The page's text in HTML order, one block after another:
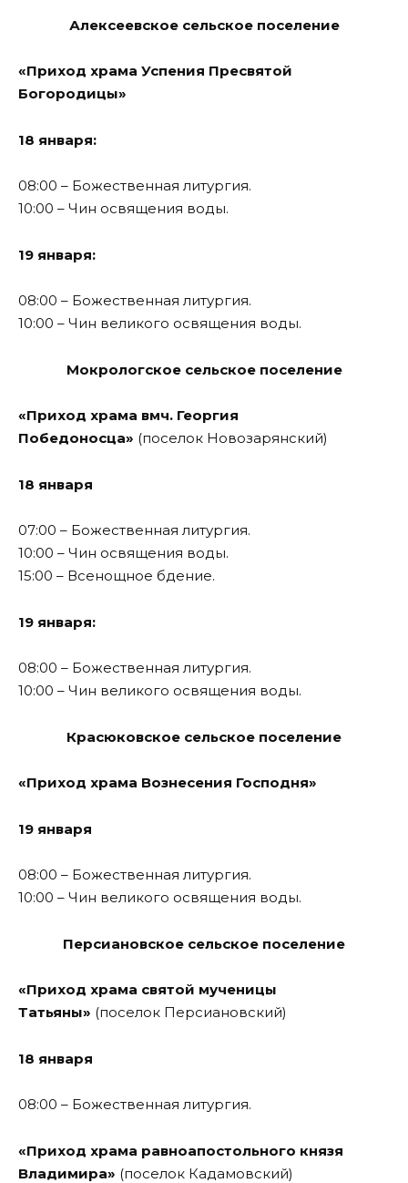
Алексеевское сельское поселение
«Приход храма Успения Пресвятой
Богородицы»
18 января:
08:00 – Божественная литургия.
10:00 – Чин освящения воды.
19 января:
08:00 – Божественная литургия.
10:00 – Чин великого освящения воды.
Мокрологское сельское поселение
«Приход храма вмч. Георгия
Победоносца» (поселок Новозарянский)
18 января
07:00 – Божественная литургия.
10:00 – Чин освящения воды.
15:00 – Всенощное бдение.
19 января:
08:00 – Божественная литургия.
10:00 – Чин великого освящения воды.
Красюковское сельское поселение
«Приход храма Вознесения Господня»
19 января
08:00 – Божественная литургия.
10:00 – Чин великого освящения воды.
Персиановское сельское поселение
«Приход храма святой мученицы
Татьяны» (поселок Персиановский)
18 января
08:00 – Божественная литургия.
«Приход храма равноапостольного князя
Владимира» (поселок Кадамовский)